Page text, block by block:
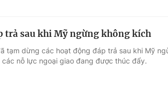
trả sau khi Mỹ ngừng không kích
tạm dừng các hoạt động đáp trả sau khi Mỹ
nỗ lực ngoại giao đang được thúc đẩy.